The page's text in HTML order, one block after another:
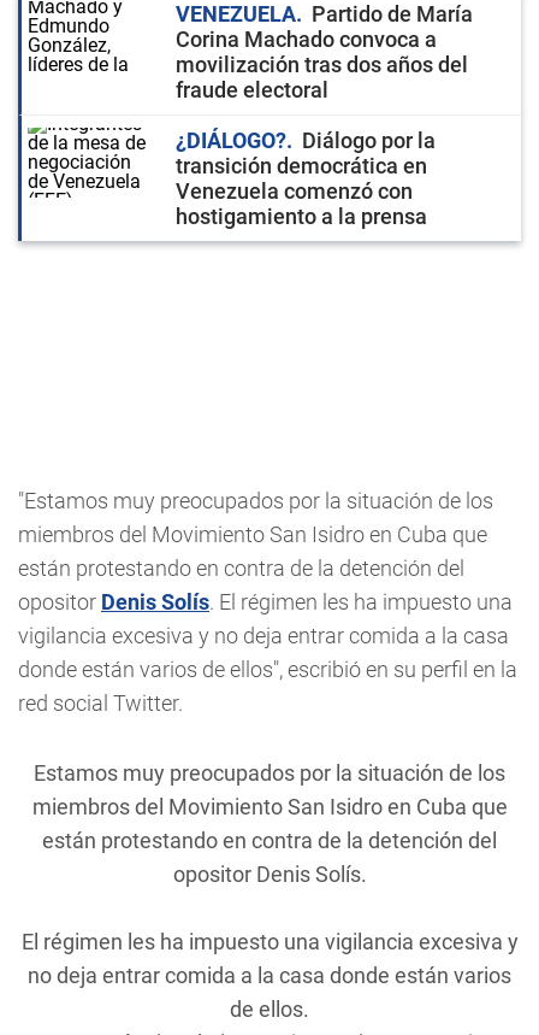
VENEZUELA
Partido de María
Corina Machado convoca a
movilización tras dos años del
fraude electoral
¿DIÁLOGO?
Diálogo por la
transición democrática en
Venezuela comenzó con
hostigamiento a la prensa
"Estamos muy preocupados por la situación de los
miembros del Movimiento San Isidro en Cuba que
están protestando en contra de la detención del
opositor Denis Solís. El régimen les ha impuesto una
vigilancia excesiva y no deja entrar comida a la casa
donde están varios de ellos", escribió en su perfil en la
red social Twitter.
Estamos muy preocupados por la situación de los
miembros del Movimiento San Isidro en Cuba que
están protestando en contra de la detención del
opositor Denis Solís.
El régimen les ha impuesto una vigilancia excesiva y
no deja entrar comida a la casa donde están varios
de ellos.